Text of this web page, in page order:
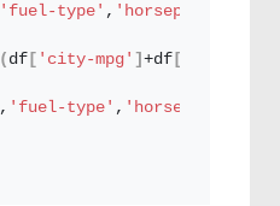
'fuel-type' , 'horsepower'
( df [ 'city-mpg' ] +df [
, 'fuel-type' , 'horsepower'